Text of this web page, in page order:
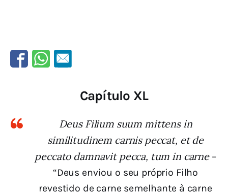
Capítulo XL
Deus Filium suum mittens in
similitudinem carnis peccat, et de
peccato damnavit pecca, tum in carne–
“Deus enviou o seu próprio Filho
revestido de carne semelhante à carne